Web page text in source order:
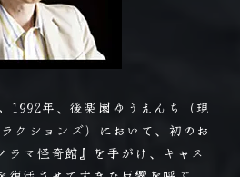
1992年、後楽園ゆうえんち（現
クションズ）において、初のお
ラマ怪奇館』を手がけ、キャス